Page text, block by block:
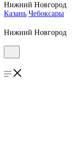
Нижний Новгород
Казань Чебоксары
Нижний Новгород